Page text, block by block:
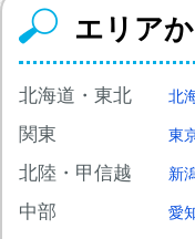
エリア
北海道・東北 北
関東 東
北陸・甲信越 新
中部 愛